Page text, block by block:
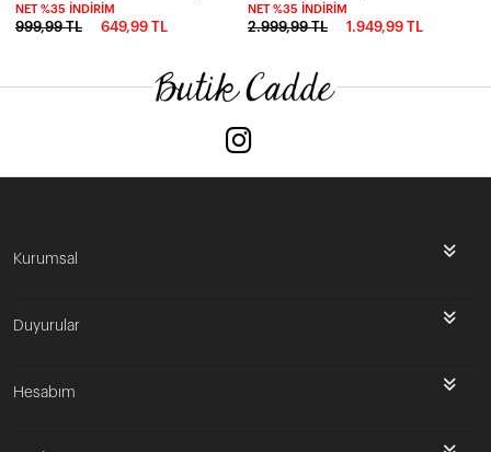
NET %35 İNDIRIM
999,99 TL 649,99 TL
NET %35 İNDIRIM
2.999,99 TL 1.949,99 TL
Kurumsal
Duyurular
Hesabım